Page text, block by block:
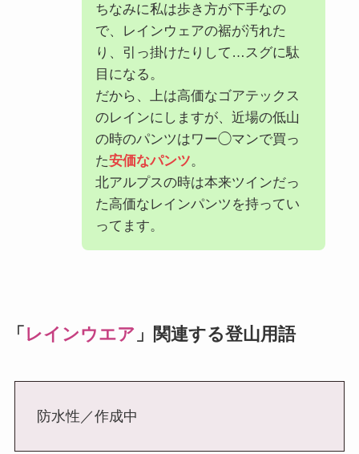
ちなみに私は歩き方が下手なの
で、レインウェアの裾が汚れた
り、引っ掛けたりして…スグに駄
目になる。
だから、上は高価なゴアテックス
のレインにしますが、近場の低山
の時のパンツはワー◯マンで買っ
た安価なパンツ。
北アルプスの時は本来ツインだっ
た高価なレインパンツを持ってい
ってます。
「 レインウエア 」関連する登山用語
防水性／作成中